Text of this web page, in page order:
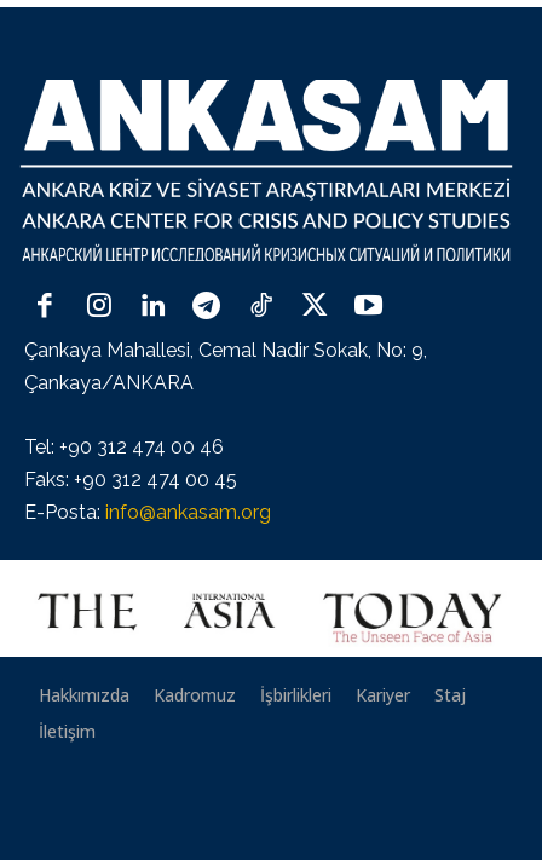
Çankaya Mahallesi, Cemal Nadir Sokak, No: 9,
Çankaya/ANKARA
Tel: +90 312 474 00 46
Faks: +90 312 474 00 45
E-Posta: info@ankasam.org
Hakkımızda Kadromuz İşbirlikleri Kariyer
Staj
İletişim